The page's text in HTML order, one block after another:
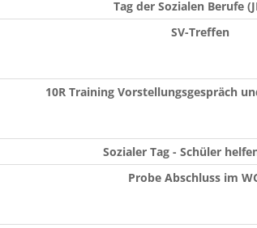
Tag der Sozialen Berufe
SV-Treffen
10R Training Vorstellungsgespräch
Sozialer Tag - Schüler
Probe Abschluss im